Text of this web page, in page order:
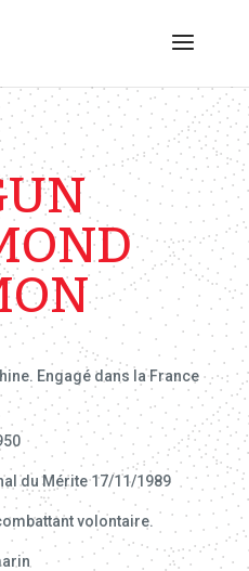
Engagé dans la France
du Mérite 17/11/1989
volontaire.